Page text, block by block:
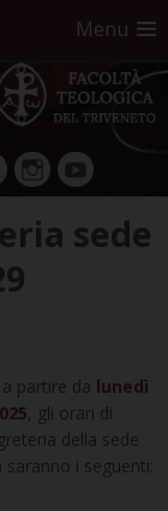
Menu
Instagram
YouTube
sede
partire da lunedì
, gli orari di
della sede
i seguenti: